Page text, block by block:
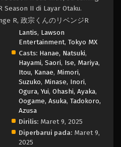
Season II di Layar Otaku.
R, 政宗くんのリベンジR
Lantis, Lawson
Entertainment,Tokyo MX
Casts: Hanae, Natsuki,
Hayami, Saori, Ise, Mariya,
Itou, Kanae, Mimori,
Suzuko, Minase, Inori,
Ogura, Yui,Ohashi, Ayaka,
Oogame, Asuka,Tadokoro,
Azusa
Dirilis: Maret 9, 2025
Diperbarui pada: Maret 9,
2025